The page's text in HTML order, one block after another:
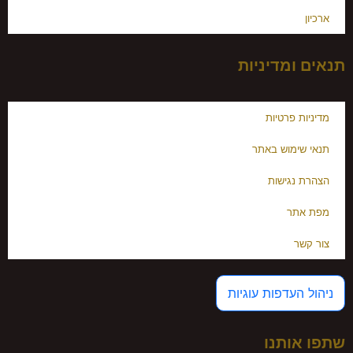
ארכיון
תנאים ומדיניות
מדיניות פרטיות
תנאי שימוש באתר
הצהרת נגישות
מפת אתר
צור קשר
ניהול העדפות עוגיות
שתפו אותנו